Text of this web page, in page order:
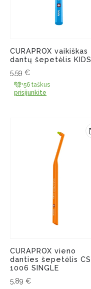
CURAPROX vaikiškas
dantų šepetėlis KIDS
5,59 €
+56 taškus
prisijunkite
CURAPROX vieno
danties šepetėlis CS
1006 SINGLE
5,89 €